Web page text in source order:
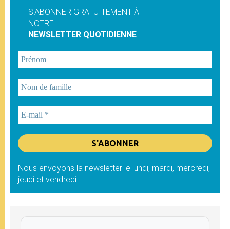
S'ABONNER GRATUITEMENT À
NOTRE
NEWSLETTER QUOTIDIENNE
Nous envoyons la newsletter le lundi, mardi, mercredi,
jeudi et vendredi